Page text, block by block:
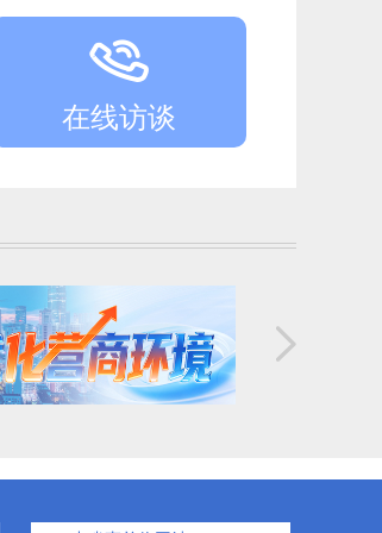
关于2025年阜新市体育彩票公益金筹集分配和使用情况的报告
在线访谈